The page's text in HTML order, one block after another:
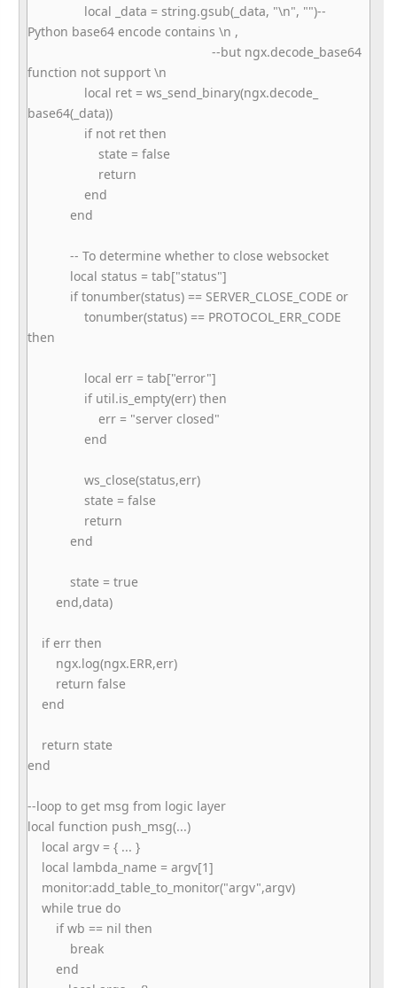
local _data = string.gsub(_data, "\n", "")--
Python base64 encode contains \n ,
--but ngx.decode_base64
function not support \n
local ret = ws_send_binary(ngx.decode_
base64(_data))
if not ret then
state = false
return
end
end
-- To determine whether to close websocket
local status = tab["status"]
if tonumber(status) == SERVER_CLOSE_CODE or
tonumber(status) == PROTOCOL_ERR_CODE
then
local err = tab["error"]
if util.is_empty(err) then
err = "server closed"
end
ws_close(status,err)
state = false
return
end
state = true
end,data)
if err then
ngx.log(ngx.ERR,err)
return false
end
return state
end
--loop to get msg from logic layer
local function push_msg(...)
local argv = { ... }
local lambda_name = argv[1]
monitor:add_table_to_monitor("argv",argv)
while true do
if wb == nil then
break
end